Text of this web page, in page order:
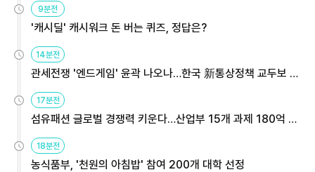
9분전
'캐시딜' 캐시워크 돈 버는 퀴즈, 정답은?
14분전
관세전쟁 '엔드게임' 윤곽 나오나…한국 新통상정책 교두보 활
17분전
섬유패션 글로벌 경쟁력 키운다…산업부 15개 과제 180억 지
18분전
농식품부, '천원의 아침밥' 참여 200개 대학 선정